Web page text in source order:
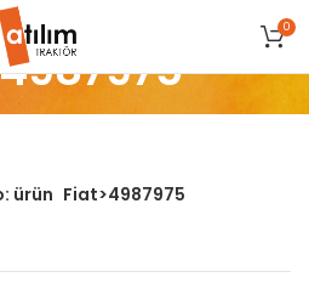
0
ürün Fiat>4987975